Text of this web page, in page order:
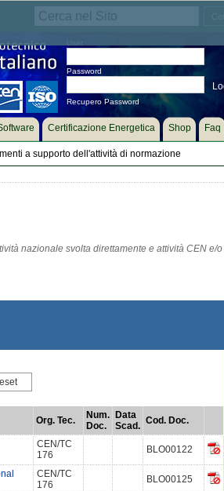
Password
Recupero Password
a supporto dell'attività di normazione
Certificazione Energetica Shop Faq
nazionale svolta direttamente e attività CEN e/o
Org. Tec.
Num.
Doc.
Data
Scad. Cod. Doc.
CEN/TC
176
BLO00122
CEN/TC
176
BLO00125